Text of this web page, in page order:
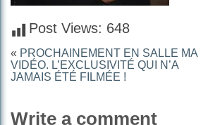
Post Views: 648
« PROCHAINEMENT EN SALLE MA
VIDÉO. L’EXCLUSIVITÉ QUI N’A
JAMAIS ÉTÉ FILMÉE !
Write a comment